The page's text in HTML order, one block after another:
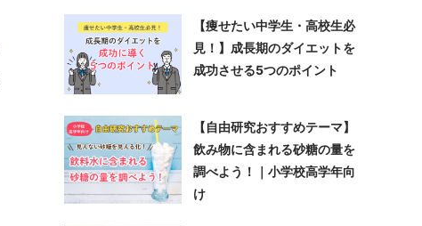
【痩せたい中学生・高校生必
見！】成長期のダイエットを
成功させる5つのポイント
【自由研究おすすめテーマ】
飲み物に含まれる砂糖の量を
調べよう！｜小学校高学年向
け